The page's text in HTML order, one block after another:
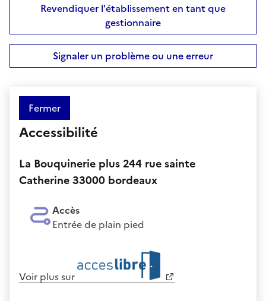
Revendiquer l'établissement en tant que
gestionnaire
Signaler un problème ou une erreur
Fermer
Accessibilité
La Bouquinerie plus 244 rue sainte
Catherine 33000 bordeaux
Accès
Entrée de plain pied
Voir plus sur